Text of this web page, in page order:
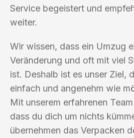
Service begeistert und
weiter.
Wir wissen, dass ein Umzug
Veränderung und oft mit viel
ist. Deshalb ist es unser Ziel,
einfach und angenehm wie
Mit unserem erfahrenen
dass du dich um nichts
übernehmen das Verpacken